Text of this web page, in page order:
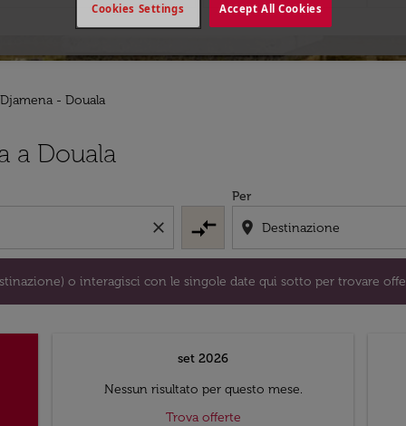
- Douala
a Douala
close compare_arrows
Per
location_on
o interagisci con le singole date qui sotto per trovare
destinazione) o interagisci con le singole date qui sotto
set 2026
Nessun risultato per questo mese.
Trova offerte
Accept All Cookies
Cookies Settings